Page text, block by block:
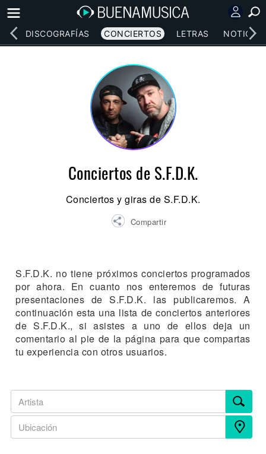
DISCOGRAFÍAS CONCIERTOS LETRAS NOTICIAS
Conciertos de S.F.D.K.
Conciertos y giras de S.F.D.K.
Compartir
S.F.D.K. no tiene próximos conciertos programados
por ahora. En cuanto nos enteremos de futuras
presentaciones de S.F.D.K. las publicaremos. A
continuación esta una lista de conciertos anteriores
de S.F.D.K., si asistes a uno de ellos deja un
comentario al pie de la página para que compartas
tu experiencia con otros usuarios.